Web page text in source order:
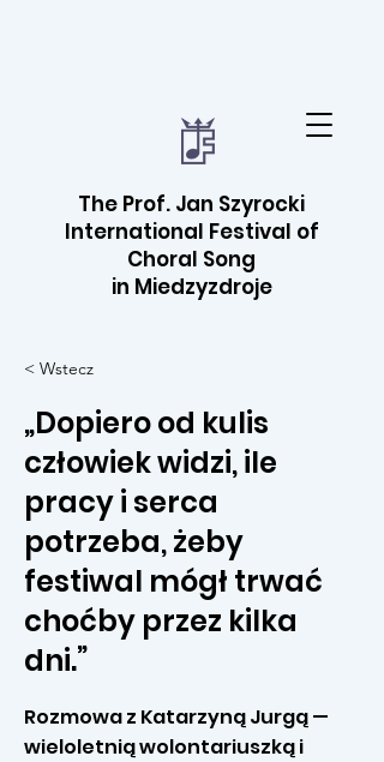
The Prof. Jan Szyrocki
International Festival of
Choral Song
in Miedzyzdroje
< Wstecz
„Dopiero od kulis
człowiek widzi, ile
pracy i serca
potrzeba, żeby
festiwal mógł trwać
choćby przez kilka
dni.”
Rozmowa z Katarzyną Jurgą —
wieloletnią wolontariuszką i